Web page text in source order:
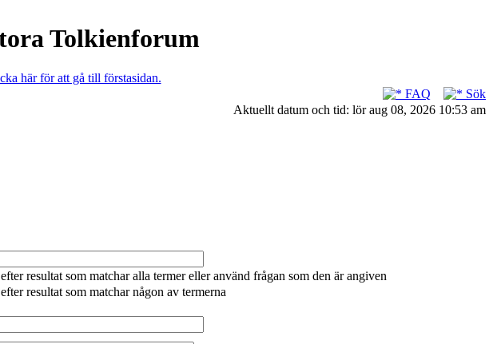
Tolkienforum
här för att gå till förstasidan.
FAQ
Sök
Aktuellt datum och tid: lör aug 08, 2026 10:53 am
resultat som matchar alla termer eller använd frågan som den är angiven
resultat som matchar någon av termerna